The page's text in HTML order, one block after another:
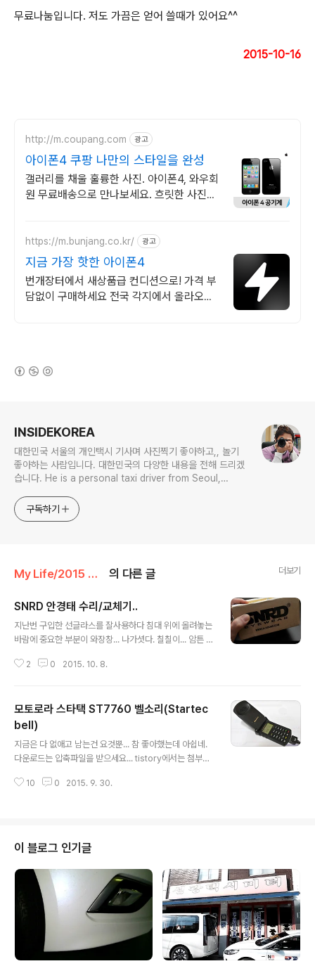
무료나눔입니다. 저도 가끔은 얻어 쓸때가 있어요^^
2015-10-16
http://m.coupang.com 광고
아이폰4 쿠팡 나만의 스타일을 완성
갤러리를 채울 훌륭한 사진. 아이폰4, 와우회
원 무료배송으로 만나보세요. 흐릿한 사진은
https://m.bunjang.co.kr/ 광고
지금 가장 핫한 아이폰4
번개장터에서 새상품급 컨디션으로! 가격 부
담없이 구매하세요 전국 각지에서 올라오는
INSIDEKOREA
대한민국 서울의 개인택시 기사며 사진찍기 좋아하고,, 놀기
좋아하는 사람입니다. 대한민국의 다양한 내용을 전해 드리겠
습니다. He is a personal taxi driver from Seoul,
play. I will give you various contents of Korea.
구독하기
My Life/2015 하루 의 다른 글 더보기
SNRD 안경태 수리/교체기..
지난번 구입한 선글라스를 잘사용하다 침대 위에 올려놓는
바람에 중요한 부분이 와장창... 나가셧다. 칠칠이... 암튼 A
아 교체햐기로 했다. 교체할 안경태는 이렇게 포장해서 왔
전혀 다른이미지다. 치명적인 순간에 찍어둔 사진... 이래서
안경 안쓰는 사람들 무지 해먹을 가능성이 높다. 렌즈알에
기스가 없서서 다행이다. 돈들어가는 소리 없었으면 한다.
안경을 모두 분해해서 모여놓았더니 장남감 같다.ㅎㅎㅎ
앞에 있는것이 교체할 대상. 우선 렌즈를 눌러서 넓은 부분
부터 살짝 힘을주면서 밀어 넣으면 된다. 깨질위험은 없다.
2 0 2015. 10. 8.
모토로라 스타택 ST7760 벨소리(Startec
bell)
지금은 다 없애고 남는건 요것뿐... 참 좋아했는데 아쉽네.
다운로드는 압축파일을 받으세요... tistory에서는 첨부하
서 벨소리로 사용하시면 됩니다. 2015-09-30
10 0 2015. 9. 30.
이 블로그 인기글